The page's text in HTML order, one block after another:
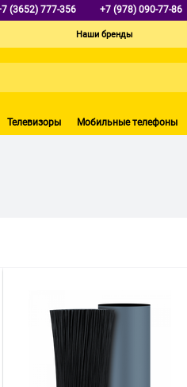
(3652) 777-356 +7 (978) 090-77-86
Наши бренды
Телевизоры Мобильные телефоны